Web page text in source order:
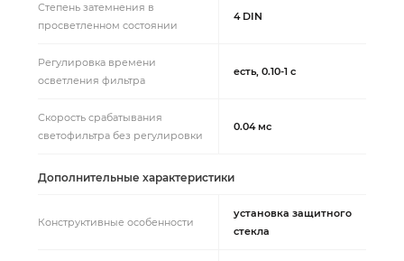
Степень затемнения в
просветленном состоянии
4 DIN
Регулировка времени
осветления фильтра
есть, 0.10-1 с
Скорость срабатывания
светофильтра без регулировки
0.04 мс
Дополнительные характеристики
Конструктивные особенности
установка защитного
стекла